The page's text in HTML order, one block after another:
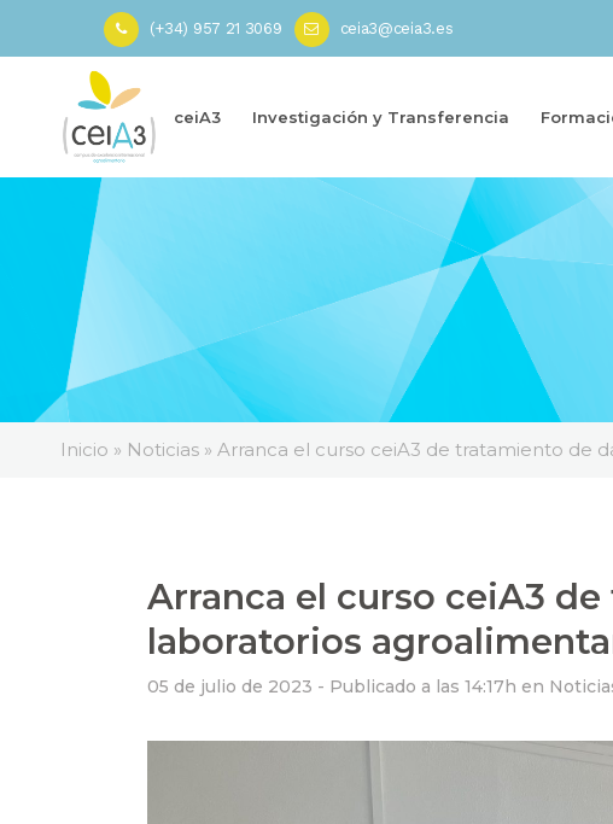
(+34) 957 21 3069 ceia3@ceia3.es
ceiA3 Investigación y Transferencia
Inicio » Noticias » Arranca el curso ceiA3 de tratamiento de
Arranca el curso ceiA3
laboratorios
05 de julio de 2023 - Publicado a las 14:17h en